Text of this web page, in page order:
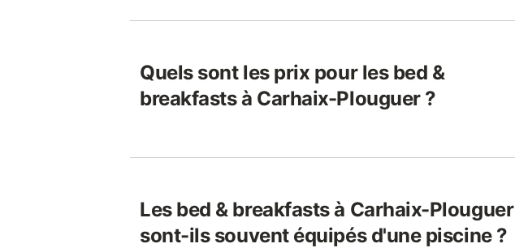
Quels sont les prix pour les bed &
breakfasts à Carhaix-Plouguer ?
Les bed & breakfasts à Carhaix-Plouguer
sont-ils souvent équipés d'une piscine ?